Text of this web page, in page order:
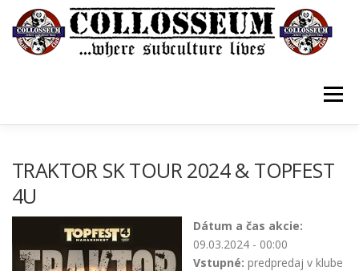
Prejsť
obsah
Menu
KONTAKTY GUESTBOOK
TRAKTOR SK TOUR 2024 & TOPFEST
4U
Dátum a čas akcie:
09.03.2024 - 00:00
Vstupné: predpredaj v klube